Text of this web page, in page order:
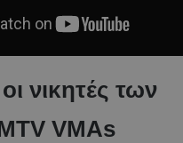
νικητές των
VMAs